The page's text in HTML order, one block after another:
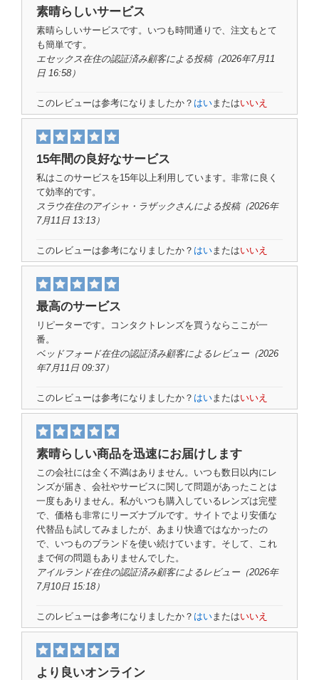
素晴らしいサービス
素晴らしいサービスです。いつも時間通りで、注文もとて
も簡単です。
エセックス在住の認証済み顧客による投稿（2026年7月11
日 16:58）
このレビューは参考になりましたか？ はいまたはいいえ
15年間の良好なサービス
私はこのサービスを15年以上利用しています。非常に良く
て効率的です。
スラウ在住のアイシャ・ラザックさんによる投稿（2026年
7月11日 13:13）
このレビューは参考になりましたか？ はいまたはいいえ
最高のサービス
リピーターです。コンタクトレンズを買うならここが一
番。
ベッドフォード在住の認証済み顧客によるレビュー （2026
年7月11日 09:37）
このレビューは参考になりましたか？ はいまたはいいえ
素晴らしい商品を迅速にお届けします
この会社には全く不満はありません。いつも数日以内にレ
ンズが届き、会社やサービスに関して問題があったことは
一度もありません。私がいつも購入しているレンズは完璧
で、価格も非常にリーズナブルです。サイトでより安価な
代替品も試してみましたが、あまり快適ではなかったの
で、いつものブランドを使い続けています。そして、これ
まで何の問題もありませんでした。
アイルランド在住の認証済み顧客によるレビュー（2026年
7月10日 15:18）
このレビューは参考になりましたか？ はいまたはいいえ
より良いオンライン